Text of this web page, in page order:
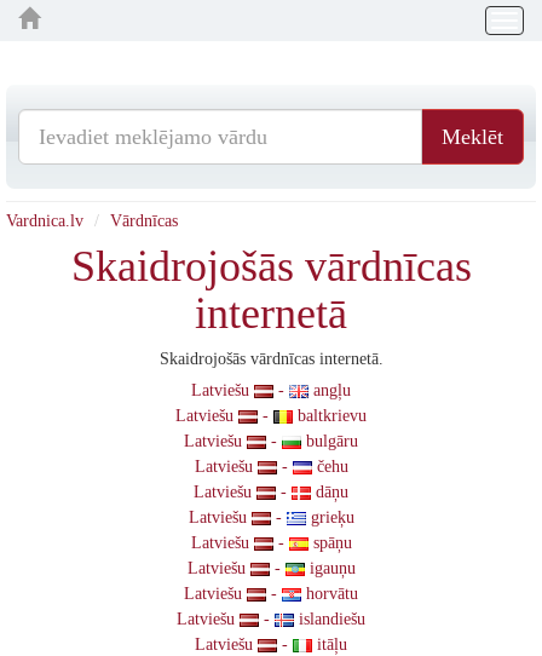
Meklēt
Vardnica.lv Vārdnīcas
Skaidrojošās vārdnīcas
internetā
Skaidrojošās vārdnīcas internetā.
Latviešu
-
angļu
Latviešu
-
baltkrievu
Latviešu
-
bulgāru
Latviešu
-
čehu
Latviešu
-
dāņu
Latviešu
-
grieķu
Latviešu
-
spāņu
Latviešu
-
igauņu
Latviešu
-
horvātu
Latviešu
-
islandiešu
Latviešu
-
itāļu